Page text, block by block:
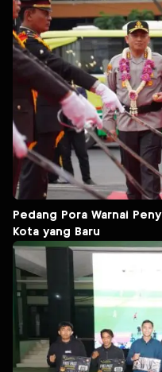
Pedang Pora Warnai
Kota yang Baru